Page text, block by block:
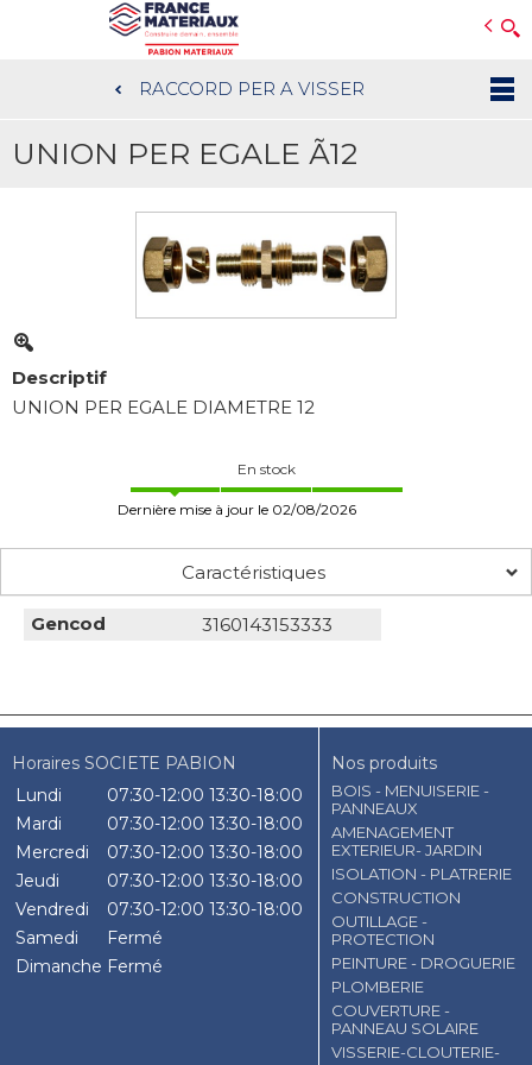
au
contenu
RACCORD PER A VISSER
UNION PER EGALE Ã12
Descriptif
UNION PER EGALE DIAMETRE 12
En stock
Dernière mise à jour le 02/08/2026
Caractéristiques
Gencod 3160143153333
Horaires SOCIETE PABION
Lundi
07:30-12:00 13:30-18:00
Mardi
07:30-12:00 13:30-18:00
Mercredi
07:30-12:00 13:30-18:00
Jeudi
07:30-12:00 13:30-18:00
Vendredi
07:30-12:00 13:30-18:00
Samedi
Fermé
Dimanche Fermé
Nos produits
BOIS - MENUISERIE -
PANNEAUX
AMENAGEMENT
EXTERIEUR- JARDIN
ISOLATION - PLATRERIE
CONSTRUCTION
OUTILLAGE -
PROTECTION
PEINTURE - DROGUERIE
PLOMBERIE
COUVERTURE -
PANNEAU SOLAIRE
VISSERIE-CLOUTERIE-